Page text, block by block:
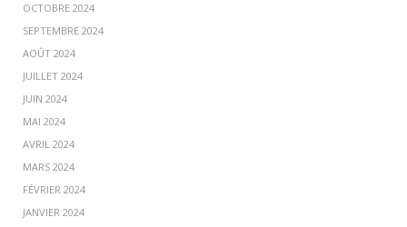
OCTOBRE 2024
SEPTEMBRE 2024
AOÛT 2024
JUILLET 2024
JUIN 2024
MAI 2024
AVRIL 2024
MARS 2024
FÉVRIER 2024
JANVIER 2024